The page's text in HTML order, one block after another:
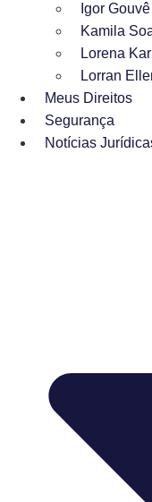
Igor Gouvê
Kamila
Lorena
Lorran
Meus Direitos
Segurança
Notícias